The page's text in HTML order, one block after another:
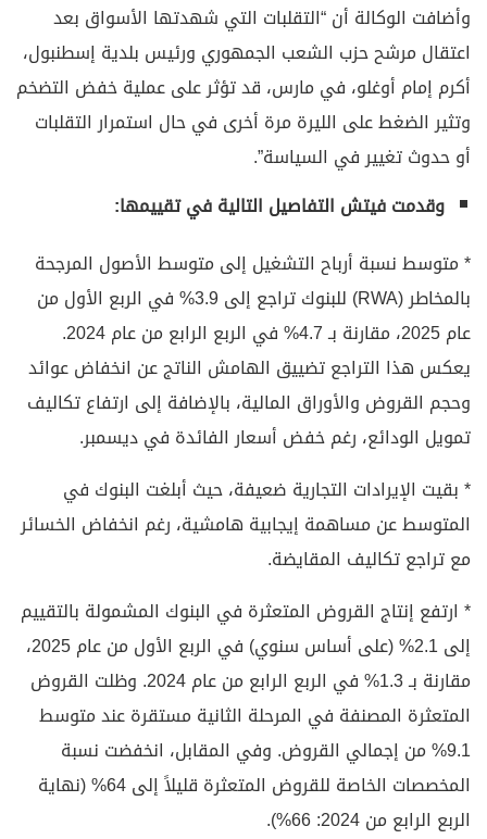
وأضافت الوكالة أن “التقلبات التي شهدتها الأسواق بعد
اعتقال مرشح حزب الشعب الجمهوري ورئيس بلدية إسطنبول،
أكرم إمام أوغلو، في مارس، قد تؤثر على عملية خفض التضخم
وتثير الضغط على الليرة مرة أخرى في حال استمرار التقلبات
أو حدوث تغيير في السياسة”.
وقدمت فيتش التفاصيل التالية في تقييمها:
* متوسط نسبة أرباح التشغيل إلى متوسط الأصول المرجحة
بالمخاطر (RWA) للبنوك تراجع إلى 3.9% في الربع الأول من
عام 2025، مقارنة بـ 4.7% في الربع الرابع من عام 2024.
يعكس هذا التراجع تضييق الهامش الناتج عن انخفاض عوائد
وحجم القروض والأوراق المالية، بالإضافة إلى ارتفاع تكاليف
تمويل الودائع، رغم خفض أسعار الفائدة في ديسمبر.
* بقيت الإيرادات التجارية ضعيفة، حيث أبلغت البنوك في
المتوسط عن مساهمة إيجابية هامشية، رغم انخفاض الخسائر
مع تراجع تكاليف المقايضة.
* ارتفع إنتاج القروض المتعثرة في البنوك المشمولة بالتقييم
إلى 2.1% (على أساس سنوي) في الربع الأول من عام 2025،
مقارنة بـ 1.3% في الربع الرابع من عام 2024. وظلت القروض
المتعثرة المصنفة في المرحلة الثانية مستقرة عند متوسط
9.1% من إجمالي القروض. وفي المقابل، انخفضت نسبة
المخصصات الخاصة للقروض المتعثرة قليلاً إلى 64% (نهاية
الربع الرابع من 2024: 66%).